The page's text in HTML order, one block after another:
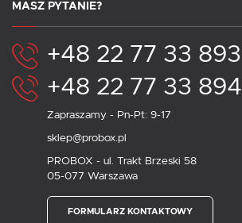
MASZ PYTANIE?
+48 22 77 33 893
+48 22 77 33 894
Zapraszamy - Pn-Pt: 9-17
sklep@probox.pl
PROBOX - ul. Trakt Brzeski 58
05-077 Warszawa
FORMULARZ KONTAKTOWY